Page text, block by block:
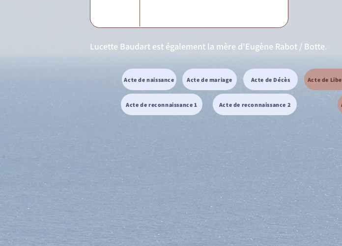
Lucette Baudart est également la mère d'Eugène Rabot / Botte.
Acte de naissance Acte de mariage Acte de Décès
Acte de reconnaissance 1 Acte de reconnaissance 2
Acte de